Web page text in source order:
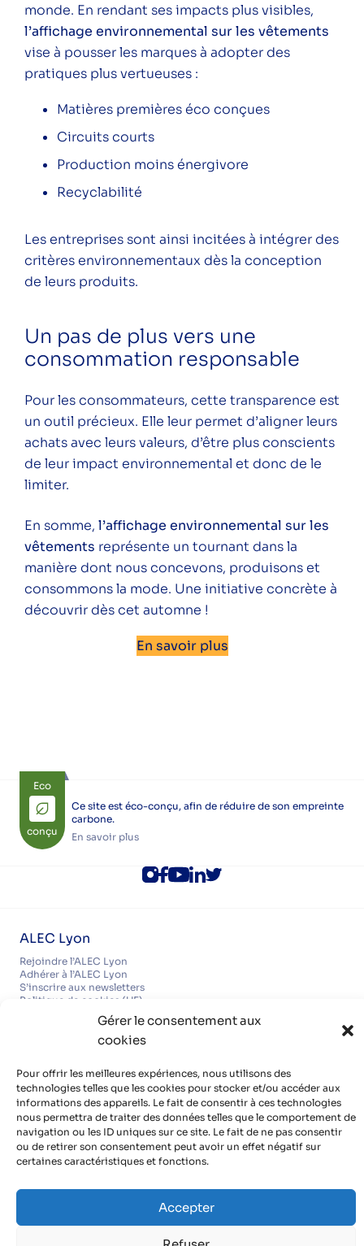
Gérer le consentement aux
cookies
Pour offrir les meilleures expériences, nous utilisons des
technologies telles que les cookies pour stocker et/ou accéder aux
informations des appareils. Le fait de consentir à ces technologies
nous permettra de traiter des données telles que le comportement de
navigation ou les ID uniques sur ce site. Le fait de ne pas consentir
ou de retirer son consentement peut avoir un effet négatif sur
certaines caractéristiques et fonctions.
Accepter
monde. En rendant ses impacts plus visibles,
l’affichage environnemental sur les vêtements
vise à pousser les marques à adopter des
pratiques plus vertueuses :
Matières premières éco conçues
Circuits courts
Production moins énergivore
Recyclabilité
Les entreprises sont ainsi incitées à intégrer des
critères environnementaux dès la conception
de leurs produits.
Un pas de plus vers une
consommation responsable
Pour les consommateurs, cette transparence est
un outil précieux. Elle leur permet d’aligner leurs
achats avec leurs valeurs, d’être plus conscients
de leur impact environnemental et donc de le
limiter.
En somme, l’affichage environnemental sur les
vêtements représente un tournant dans la
manière dont nous concevons, produisons et
consommons la mode. Une initiative concrète à
découvrir dès cet automne !
En savoir plus
Eco
conçu
Ce site est éco-conçu, afin de réduire de son empreinte
carbone.
En savoir plus
ALEC Lyon
Rejoindre l’ALEC Lyon
Adhérer à l’ALEC Lyon
S’inscrire aux newsletters
Politique de cookies (UE)
Découvrir nos partenaires, réseaux, soutiens
Mentions légales
Politique de confidentialité
Contact
Organisme de formation certifié QUALIOPI
et de communes et de bailleurs sociaux de